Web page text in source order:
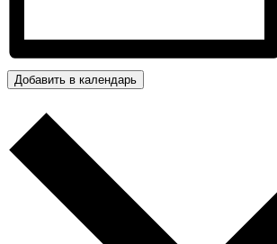
Добавить в календарь